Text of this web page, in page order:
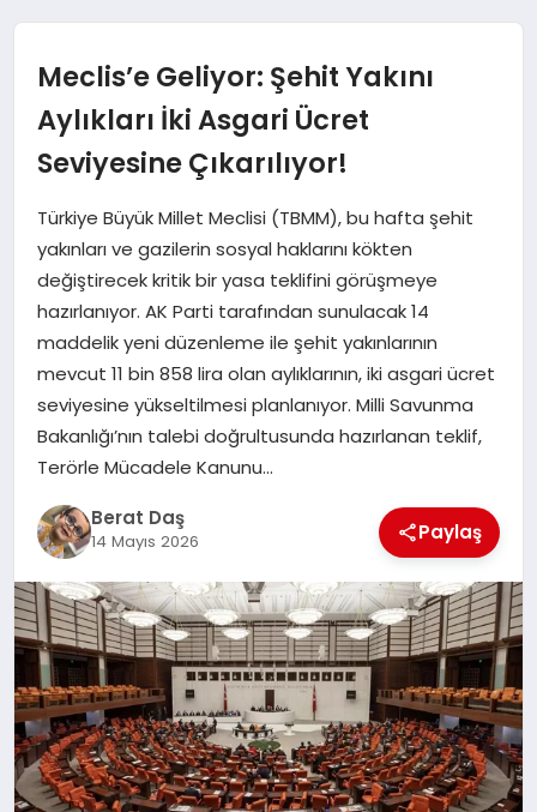
AFŞİN
ÇAĞLAYANCERİT
BİZE ULAŞIN
GÖKSUN
TÜRKOĞLU
PAZARCIK
KÜNYE
NURHAK
Meclis’e Geliyor: Şehit Yakını
Aylıkları İki Asgari Ücret
Seviyesine Çıkarılıyor!
Türkiye Büyük Millet Meclisi (TBMM), bu hafta şehit
yakınları ve gazilerin sosyal haklarını kökten
değiştirecek kritik bir yasa teklifini görüşmeye
hazırlanıyor. AK Parti tarafından sunulacak 14
maddelik yeni düzenleme ile şehit yakınlarının
mevcut 11 bin 858 lira olan aylıklarının, iki asgari ücret
seviyesine yükseltilmesi planlanıyor. Milli Savunma
Bakanlığı’nın talebi doğrultusunda hazırlanan teklif,
Terörle Mücadele Kanunu…
Berat Daş
14 Mayıs 2026 Paylaş